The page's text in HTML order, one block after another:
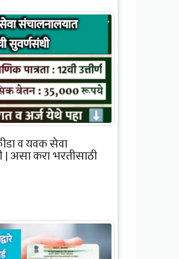
व युवक सेवा
असा करा भरतीसाठी